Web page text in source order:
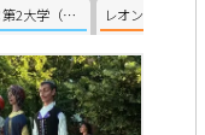
レンヌ第2大学（フランス）